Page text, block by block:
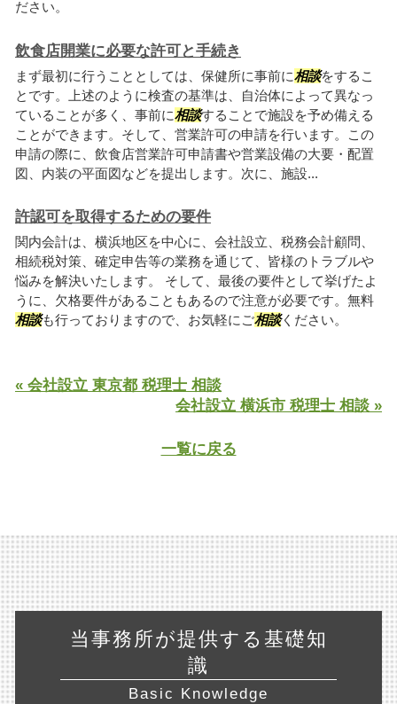
ださい。
飲食店開業に必要な許可と手続き
まず最初に行うこととしては、保健所に事前に相談をするこ
とです。上述のように検査の基準は、自治体によって異なっ
ていることが多く、事前に相談することで施設を予め備える
ことができます。そして、営業許可の申請を行います。この
申請の際に、飲食店営業許可申請書や営業設備の大要・配置
図、内装の平面図などを提出します。次に、施設...
許認可を取得するための要件
関内会計は、横浜地区を中心に、会社設立、税務会計顧問、
相続税対策、確定申告等の業務を通じて、皆様のトラブルや
悩みを解決いたします。 そして、最後の要件として挙げたよ
うに、欠格要件があることもあるので注意が必要です。無料
相談も行っておりますので、お気軽にご相談ください。
« 会社設立 東京都 税理士 相談
会社設立 横浜市 税理士 相談 »
一覧に戻る
当事務所が提供する基礎知
識
Basic Knowledge